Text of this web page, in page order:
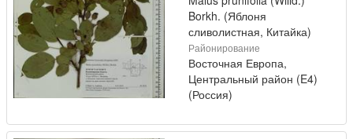
Borkh. (Яблоня
сливолистная, Китайка)
Районирование
Восточная Европа,
Центральный район (E4)
(Россия)